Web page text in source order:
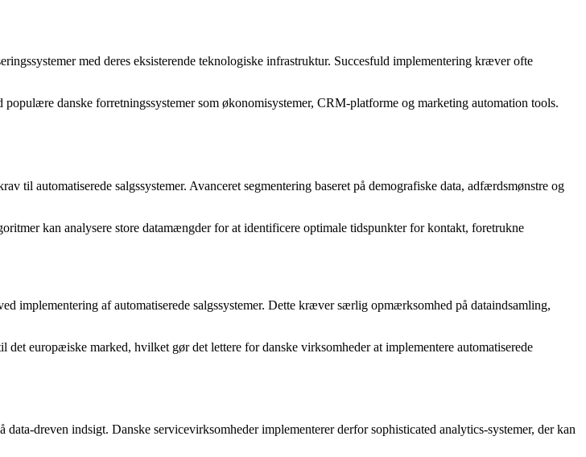
med deres eksisterende teknologiske infrastruktur. Succesfuld implementering kræver ofte
danske forretningssystemer som økonomisystemer, CRM-platforme og marketing automation tools.
til automatiserede salgssystemer. Avanceret segmentering baseret på demografiske data, adfærdsmønstre og
kan analysere store datamængder for at identificere optimale tidspunkter for kontakt, foretrukne
implementering af automatiserede salgssystemer. Dette kræver særlig opmærksomhed på dataindsamling,
europæiske marked, hvilket gør det lettere for danske virksomheder at implementere automatiserede
dreven indsigt. Danske servicevirksomheder implementerer derfor sophisticated analytics-systemer, der kan